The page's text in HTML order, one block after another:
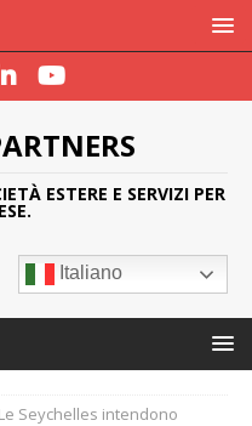
ESTERE E SERVIZI PER
Italiano
Le Seychelles intendono